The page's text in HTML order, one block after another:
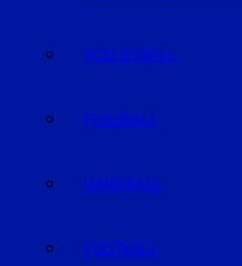
VOLLEYBALL
FUSSBALL
HANDBALL
FOOTBALL